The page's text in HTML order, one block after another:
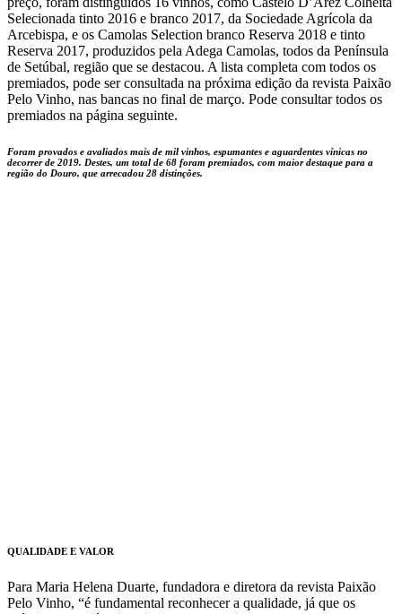
Selecionada tinto 2016 e branco 2017, da Sociedade Agrícola da
Arcebispa, e os Camolas Selection branco Reserva 2018 e tinto
Reserva 2017, produzidos pela Adega Camolas, todos da Península
de Setúbal, região que se destacou. A lista completa com todos os
premiados, pode ser consultada na próxima edição da revista Paixão
Pelo Vinho, nas bancas no final de março. Pode consultar todos os
premiados na página seguinte.
Foram provados e avaliados mais de mil vinhos, espumantes e aguardentes vínicas no
decorrer de 2019. Destes, um total de 68 foram premiados, com maior destaque para a
região do Douro, que arrecadou 28 distinções.
QUALIDADE E VALOR
Para Maria Helena Duarte, fundadora e diretora da revista Paixão
Pelo Vinho, “é fundamental reconhecer a qualidade, já que os